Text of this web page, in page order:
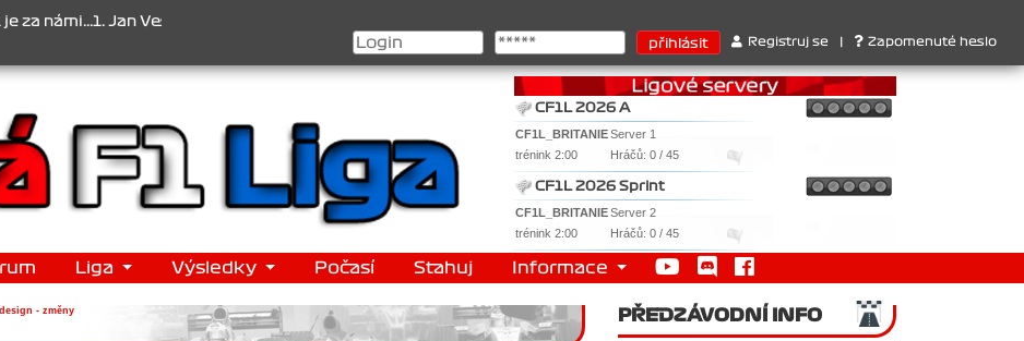
Jan Veselý , 2. Jan Nováček , 3. Jakub Chmelík , Pohár konstruktérů : 1. Ferrari . 2. Williams , 3. RedBull ..... SprintCup - 1. Jan
Registruj se Zapomenuté heslo
CF1L 2026 A
CF1L_BRITANIEServer 1
trénink 2:00
Hráčů: 0 / 45
CF1L 2026 Sprint
CF1L_BRITANIEServer 2
trénink 2:00
Hráčů: 0 / 45
Liga Výsledky Počasí Stahuj Informace
- změny PŘEDZÁVODNÍ INFO